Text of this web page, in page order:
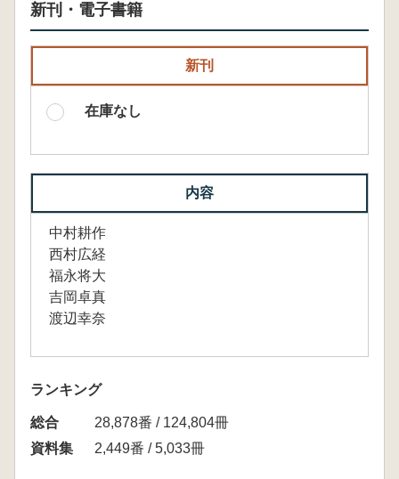
新刊・電子書籍
新刊
在庫なし
内容
中村耕作
西村広経
福永将大
吉岡卓真
渡辺幸奈
ランキング
総合
28,878番 / 124,804冊
資料集
2,449番 / 5,033冊